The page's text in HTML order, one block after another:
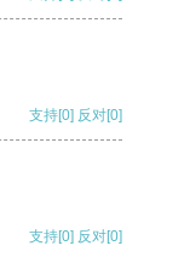
支持[0] 反对[0]
支持[0] 反对[0]